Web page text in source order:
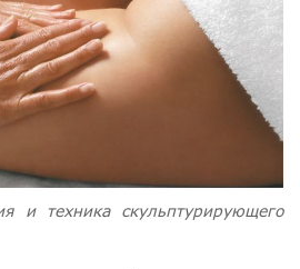
и техника скульптурирующего